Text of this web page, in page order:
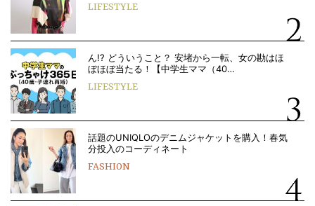
LIFESTYLE
ん!? どういうこと？ 安堵から一転、女の勘はほ
ぼほぼ当たる！【中学生ママ（40…
LIFESTYLE
話題のUNIQLOのデニムジャケットを購入！春気
分投入のコーディネート
FASHION